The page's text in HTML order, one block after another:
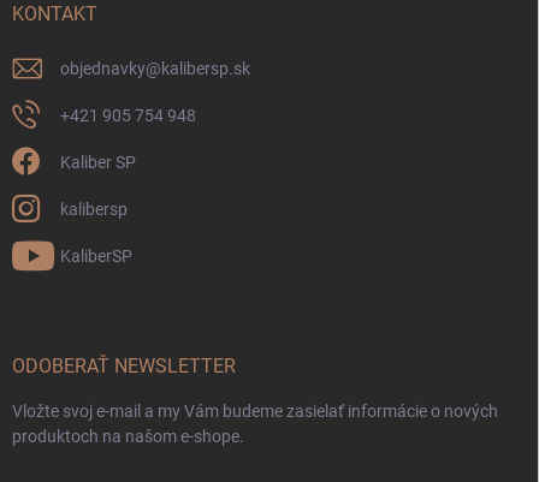
KONTAKT
objednavky@kalibersp.sk
+421 905 754 948
Kaliber SP
kalibersp
KaliberSP
ODOBERAŤ NEWSLETTER
Vložte svoj e-mail a my Vám budeme zasielať informácie o nových
produktoch na našom e-shope.